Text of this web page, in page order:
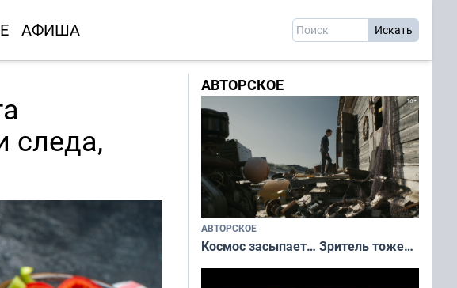
АФИША
следа,
АВТОРСКОЕ
АВТОРСКОЕ
Космос засыпает… Зритель тоже…